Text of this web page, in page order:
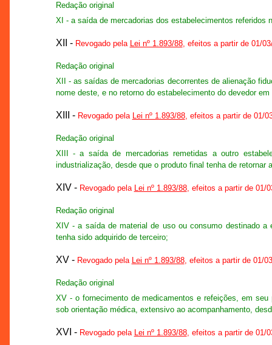
Redação original
XI - a saída de mercadorias dos estabelecimentos referidos
XII - Revogado pela Lei nº 1.893/88, efeitos a partir de 01/
Redação original
XII - as saídas de mercadorias decorrentes de alienação
nome deste, e no retorno do estabelecimento do devedor
XIII - Revogado pela Lei nº 1.893/88, efeitos a partir de 01/
Redação original
XIII - a saída de mercadorias remetidas a outro
industrialização, desde que o produto final tenha de retornar
XIV - Revogado pela Lei nº 1.893/88, efeitos a partir de 01/
Redação original
XIV - a saída de material de uso ou consumo destinado a
tenha sido adquirido de terceiro;
XV - Revogado pela Lei nº 1.893/88, efeitos a partir de 01/
Redação original
XV - o fornecimento de medicamentos e refeições, em
sob orientação médica, extensivo ao acompanhamento,
XVI - Revogado pela Lei nº 1.893/88, efeitos a partir de 01/